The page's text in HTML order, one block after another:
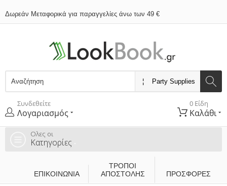
Δωρεάν Μεταφορικά για παραγγελίες άνω των 49 €
Συνδεθείτε
Λογαριασμός
0 Είδη
Καλάθι
Ολες οι
Κατηγορίες
ΕΠΙΚΟΙΝΩΝΊΑ
ΤΡΌΠΟΙ
ΑΠΟΣΤΟΛΉΣ
ΠΡΟΣΦΟΡΕΣ